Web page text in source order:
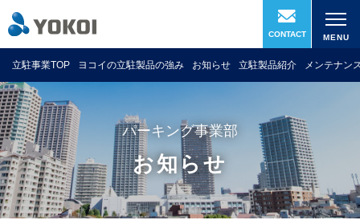
立駐事業TOP ヨコイの立駐製品の強み お知らせ 立駐製品紹介 メンテナン
パーキング事業部
お知らせ